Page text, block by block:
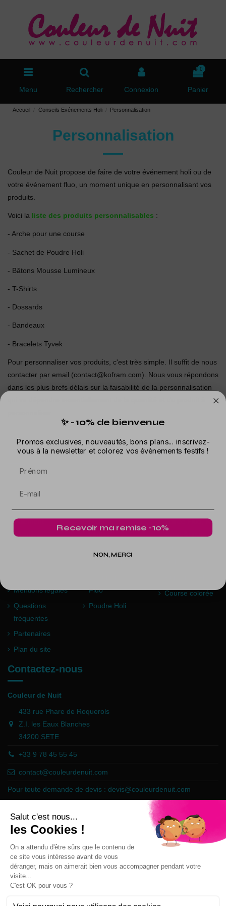
Menu Rechercher Connexion
0
Panier
Accueil Conseils Evénements Holi Personnalisation
Personnalisation
Couleur de Nuit propose de faire de votre événement holi ou de
votre événement fluo, un moment unique en personnalisant vos
produits.
Voici la liste des produits personnalisables :
- Arche pour une course
- Sachet de Poudre Holi
- Bâtons Mousse Lumineux
- T-Shirts
- Dossards
- Bandeaux
- Bracelets Tyvek
Pour personnaliser vos produits, c'est très simple. Il suffit de nous
contacter par email (contact@kofram.com). Nous vous répondons
dans les plus brefs délais sur la faisabilité de la personnalisation
Infos
Formulaire de
Paiement
sécurisé
Mentions légales
Questions
fréquentes
Partenaires
Plan du site
Offres
Meilleures
Fluo
Poudre Holi
Conseils
Soirée Fluo, Nos
Course colorée
Contactez-nous
Couleur de Nuit
433 rue Phare de Roquerols
Z.I. les Eaux Blanches
34200 SETE
+33 9 78 45 55 45
contact@couleurdenuit.com
Pour toute demande de devis : devis@couleurdenuit.com
Marchand approuvé par la Société des Avis Garantis,cliquez ici pour
vérifier .
Follow us
✨ -10% de bienvenue
Promos exclusives, nouveautés, bons plans... inscrivez-
vous à la newsletter et colorez vos évènements festifs !
Recevoir ma remise -10%
NON, MERCI